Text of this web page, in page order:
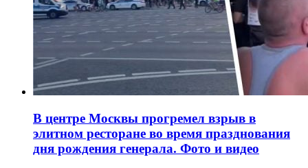
В центре Москвы прогремел взрыв в
элитном ресторане во время празднования
дня рождения генерала. Фото и видео